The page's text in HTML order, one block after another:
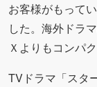
お客様がもって
した。海外ドラ
Ｘよりもコンパ
TVドラマ「スタ